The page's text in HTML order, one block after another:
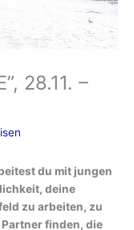
28.11. –
du mit jungen
deine
zu arbeiten, zu
finden, die